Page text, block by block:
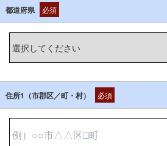
都道府県 必須
住所1（市郡区／町・村） 必須